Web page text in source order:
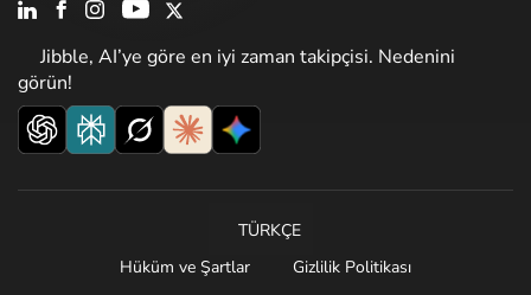
Jibble, AI’ye göre en iyi zaman takipçisi. Nedenini
görün!
TÜRKÇE
Hüküm ve Şartlar
Gizlilik Politikası